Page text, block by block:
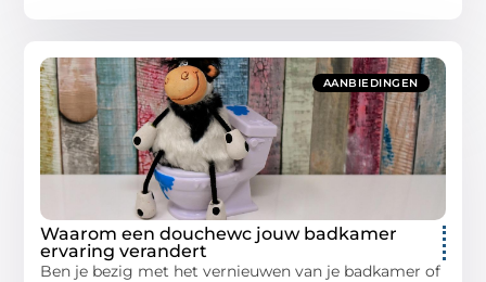
AANBIEDINGEN
Waarom een douchewc jouw badkamer
ervaring verandert
Ben je bezig met het vernieuwen van je badkamer of